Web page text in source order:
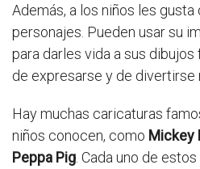
Además, a los niños les
personajes. Pueden usar su
para darles vida a sus dibujos
de expresarse y de divertirse
Hay muchas caricaturas
niños conocen, como Mickey
Peppa Pig . Cada uno de